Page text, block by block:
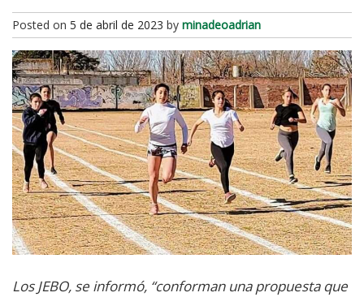
Posted on 5 de abril de 2023 by minadeoadrian
Los JEBO, se informó, “conforman una propuesta que